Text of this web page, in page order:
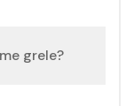
grele?